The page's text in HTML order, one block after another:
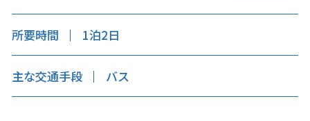
お気に入り
所要時間 1泊2日
主な交通手段 バス